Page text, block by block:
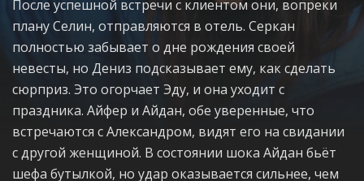
После успешной встречи с клиентом они, вопреки
плану Селин, отправляются в отель. Серкан
полностью забывает о дне рождения своей
невесты, но Дениз подсказывает ему, как сделать
сюрприз. Это огорчает Эду, и она уходит с
праздника. Айфер и Айдан, обе уверенные, что
встречаются с Александром, видят его на свидании
с другой женщиной. В состоянии шока Айдан бьёт
шефа бутылкой, но удар оказывается сильнее, чем